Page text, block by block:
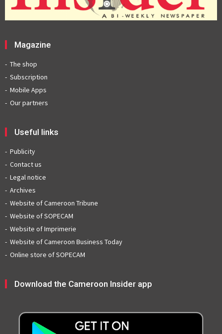
Magazine
The shop
Subscription
Mobile Apps
Our partners
Useful links
Publicity
Contact us
Legal notice
Archives
Website of Cameroon Tribune
Website of SOPECAM
Website of Imprimerie
Website of Cameroon Business Today
Online store of SOPECAM
Download the Cameroon Insider app